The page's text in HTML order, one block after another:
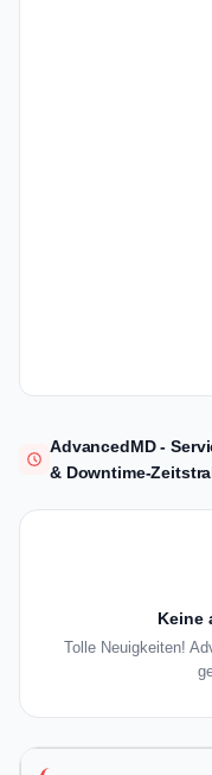
AdvancedMD -
& Downtime-
Keine
Tolle Neuigkeiten!